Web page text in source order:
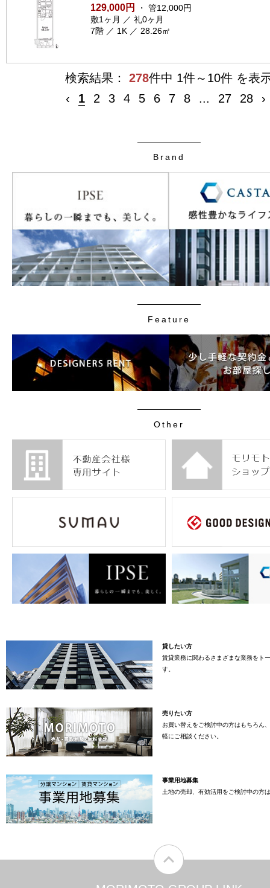
129,000円
・ 管12,000円
敷1ヶ月 ／ 礼0ヶ月
7階 ／ 1K ／ 28.26㎡
検索結果： 278件中 1件～10件 を表
‹
1 2 3 4 5 6 7 8 ... 27 28 ›
Brand
Feature
Other
貸したい方
賃貸業務に関わるさまざまな業務をト
す。
売りたい方
お買い替えをご検討中の方はもちろん
軽にご相談ください。
事業用地募集
土地の売却、有効活用をご検討中の方